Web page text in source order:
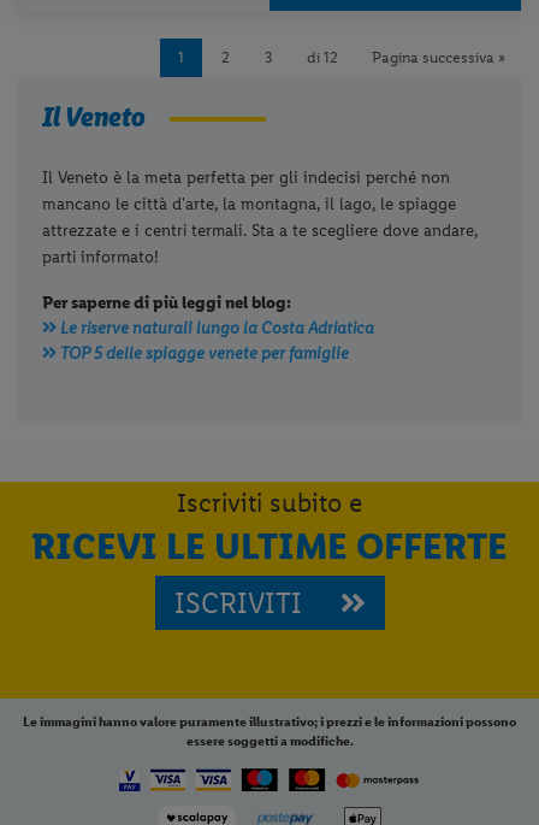
1 2 3 di 12 Pagina successiva »
Il Veneto
Il Veneto è la meta perfetta per gli indecisi perché non
mancano le città d'arte, la montagna, il lago, le spiagge
attrezzate e i centri termali. Sta a te scegliere dove andare,
parti informato!
Per saperne di più leggi nel blog:
Le riserve naturali lungo la Costa Adriatica
TOP 5 delle spiagge venete per famiglie
Iscriviti subito e
RICEVI LE ULTIME OFFERTE
ISCRIVITI
Le immagini hanno valore puramente illustrativo; i prezzi e le informazioni possono
essere soggetti a modifiche.